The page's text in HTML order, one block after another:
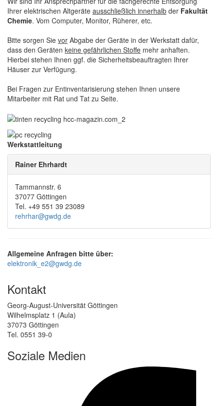
Ihrer elektrischen Altgeräte ausschließlich innerhalb der Fakultät
Chemie. Vom Computer, Monitor, Rüherer, etc.
Bitte sorgen Sie vor Abgabe der Geräte in der Werkstatt dafür,
dass den Geräten keine gefährlichen Stoffe mehr anhaften.
Hierbei stehen Ihnen ggf. die Sicherheitsbeauftragten Ihrer
Häuser zur Verfügung.
Bei Fragen zur Entinventarisierung stehen Ihnen unsere
Mitarbeiter mit Rat und Tat zu Seite.
Werkstattleitung
Rainer Ehrhardt
Tammannstr. 6
37077 Göttingen
Tel. +49 551 39 23089
rehrhar@gwdg.de
Allgemeine Anfragen bitte über:
elektronik_e2@gwdg.de
Kontakt
Georg-August-Universität Göttingen
Wilhelmsplatz 1 (Aula)
37073 Göttingen
Tel. 0551 39-0
Soziale Medien